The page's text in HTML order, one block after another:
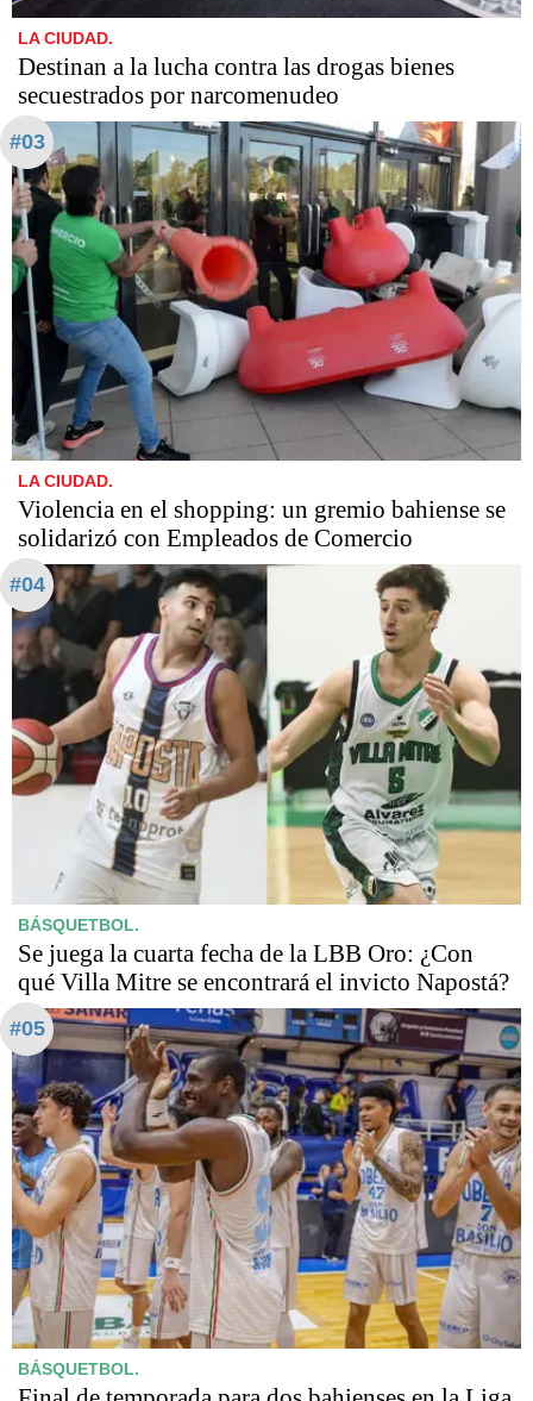
LA CIUDAD.
Destinan a la lucha contra las drogas bienes
secuestrados por narcomenudeo
#03
LA CIUDAD.
Violencia en el shopping: un gremio bahiense se
solidarizó con Empleados de Comercio
#04
BÁSQUETBOL.
Se juega la cuarta fecha de la LBB Oro: ¿Con
qué Villa Mitre se encontrará el invicto Napostá?
#05
BÁSQUETBOL.